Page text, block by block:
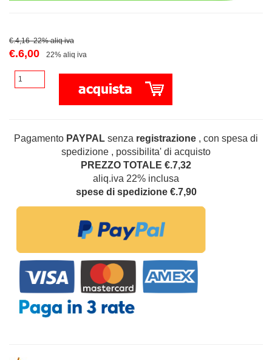
€.4,16 22% aliq iva
€.6,00 22% aliq iva
Pagamento PAYPAL senza registrazione , con spesa di
spedizione , possibilita' di acquisto
PREZZO TOTALE €.7,32
aliq.iva 22% inclusa
spese di spedizione €.7,90